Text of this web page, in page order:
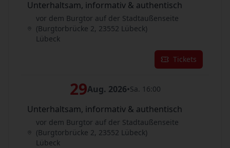
Unterhaltsam, informativ & authentisch
vor dem Burgtor auf der Stadtaußenseite
(Burgtorbrücke 2, 23552 Lübeck)
Lübeck
Tickets
29Aug. 2026•Sa. 16:00
Unterhaltsam, informativ & authentisch
vor dem Burgtor auf der Stadtaußenseite
(Burgtorbrücke 2, 23552 Lübeck)
Lübeck